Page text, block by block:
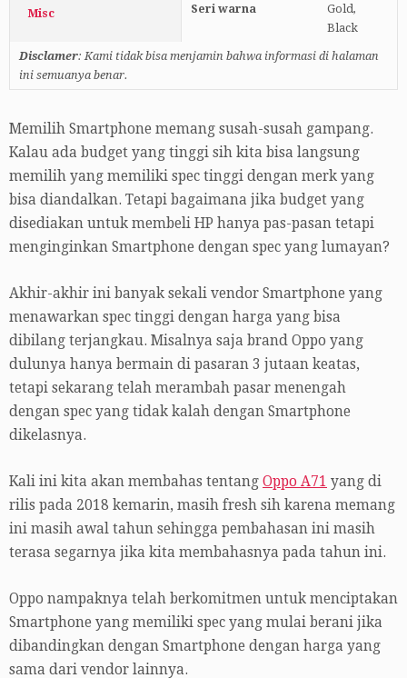
Misc Seri warna
Gold,
Black
Disclamer: Kami tidak bisa menjamin bahwa informasi di halaman
ini semuanya benar.
Memilih Smartphone memang susah-susah gampang.
Kalau ada budget yang tinggi sih kita bisa langsung
memilih yang memiliki spec tinggi dengan merk yang
bisa diandalkan. Tetapi bagaimana jika budget yang
disediakan untuk membeli HP hanya pas-pasan tetapi
menginginkan Smartphone dengan spec yang lumayan?
Akhir-akhir ini banyak sekali vendor Smartphone yang
menawarkan spec tinggi dengan harga yang bisa
dibilang terjangkau. Misalnya saja brand Oppo yang
dulunya hanya bermain di pasaran 3 jutaan keatas,
tetapi sekarang telah merambah pasar menengah
dengan spec yang tidak kalah dengan Smartphone
dikelasnya.
Kali ini kita akan membahas tentang Oppo A71 yang di
rilis pada 2018 kemarin, masih fresh sih karena memang
ini masih awal tahun sehingga pembahasan ini masih
terasa segarnya jika kita membahasnya pada tahun ini.
Oppo nampaknya telah berkomitmen untuk menciptakan
Smartphone yang memiliki spec yang mulai berani jika
dibandingkan dengan Smartphone dengan harga yang
sama dari vendor lainnya.